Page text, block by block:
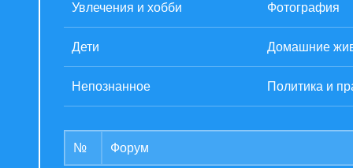
Увлечения и хобби Фотография
Дети Домашние
Непознанное Политика и
№ Форум